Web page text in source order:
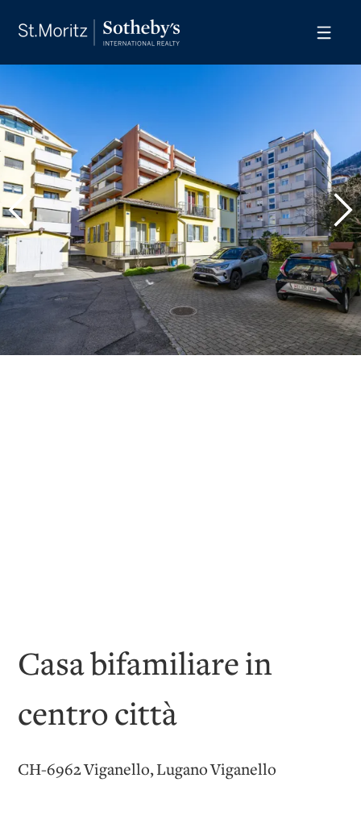
Casa bifamiliare in
centro città
CH-6962 Viganello, Lugano Viganello